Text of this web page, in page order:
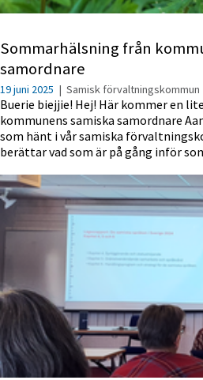
Sommarhälsning från
samordnare
19 juni 2025 | Samisk förvaltningskommun
Buerie biejjie! Hej! Här kommer en
kommunens samiska samordnare
som hänt i vår samiska
berättar vad som är på gång inför